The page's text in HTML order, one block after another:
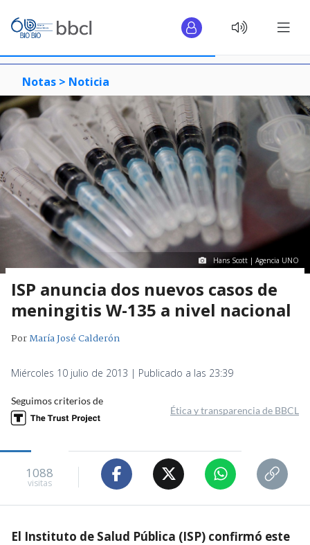
Notas > Noticia
Hans Scott | Agencia UNO
ISP anuncia dos nuevos casos de
meningitis W-135 a nivel nacional
PorMaría José Calderón
Miércoles 10 julio de 2013 | Publicado a las 23:39
Seguimos criterios de
Ética y transparencia de BBCL
1088
visitas
El Instituto de Salud Pública (ISP) confirmó este